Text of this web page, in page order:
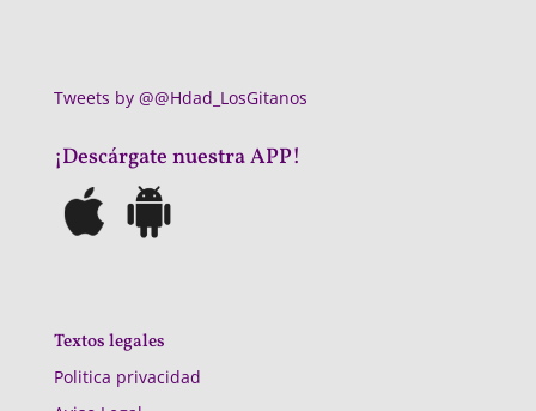
Tweets by @@Hdad_LosGitanos
¡Descárgate nuestra APP!
Textos legales
Politica privacidad